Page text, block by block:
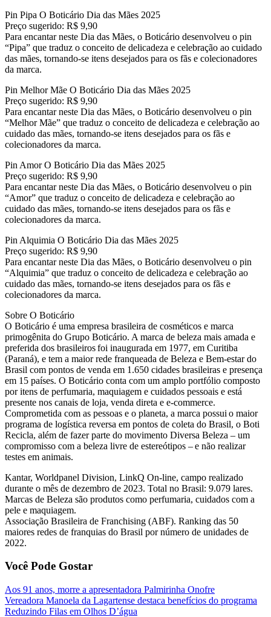
Pin Pipa O Boticário Dia das Mães 2025
Preço sugerido: R$ 9,90
Para encantar neste Dia das Mães, o Boticário desenvolveu o pin
“Pipa” que traduz o conceito de delicadeza e celebração ao cuidado
das mães, tornando-se itens desejados para os fãs e colecionadores
da marca.
Pin Melhor Mãe O Boticário Dia das Mães 2025
Preço sugerido: R$ 9,90
Para encantar neste Dia das Mães, o Boticário desenvolveu o pin
“Melhor Mãe” que traduz o conceito de delicadeza e celebração ao
cuidado das mães, tornando-se itens desejados para os fãs e
colecionadores da marca.
Pin Amor O Boticário Dia das Mães 2025
Preço sugerido: R$ 9,90
Para encantar neste Dia das Mães, o Boticário desenvolveu o pin
“Amor” que traduz o conceito de delicadeza e celebração ao
cuidado das mães, tornando-se itens desejados para os fãs e
colecionadores da marca.
Pin Alquimia O Boticário Dia das Mães 2025
Preço sugerido: R$ 9,90
Para encantar neste Dia das Mães, o Boticário desenvolveu o pin
“Alquimia” que traduz o conceito de delicadeza e celebração ao
cuidado das mães, tornando-se itens desejados para os fãs e
colecionadores da marca.
Sobre O Boticário
O Boticário é uma empresa brasileira de cosméticos e marca
primogênita do Grupo Boticário. A marca de beleza mais amada e
preferida dos brasileiros foi inaugurada em 1977, em Curitiba
(Paraná), e tem a maior rede franqueada de Beleza e Bem-estar do
Brasil com pontos de venda em 1.650 cidades brasileiras e presença
em 15 países. O Boticário conta com um amplo portfólio composto
por itens de perfumaria, maquiagem e cuidados pessoais e está
presente nos canais de loja, venda direta e e-commerce.
Comprometida com as pessoas e o planeta, a marca possui o maior
programa de logística reversa em pontos de coleta do Brasil, o Boti
Recicla, além de fazer parte do movimento Diversa Beleza – um
compromisso com a beleza livre de estereótipos – e não realizar
testes em animais.
Kantar, Worldpanel Division, LinkQ On-line, campo realizado
durante o mês de dezembro de 2023. Total no Brasil: 9.079 lares.
Marcas de Beleza são produtos como perfumaria, cuidados com a
pele e maquiagem.
Associação Brasileira de Franchising (ABF). Ranking das 50
maiores redes de franquias do Brasil por número de unidades de
2022.
Você Pode Gostar
Aos 91 anos, morre a apresentadora Palmirinha Onofre
Vereadora Manoela da Lagartense destaca benefícios do programa
Reduzindo Filas em Olhos D’água